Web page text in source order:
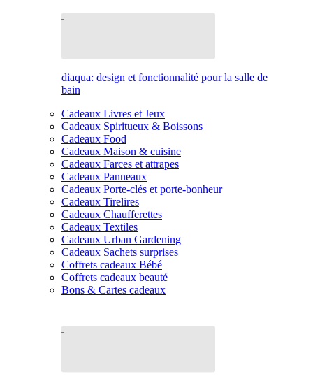
diaqua: design et fonctionnalité pour la salle de
bain
Cadeaux Livres et Jeux
Cadeaux Spiritueux & Boissons
Cadeaux Food
Cadeaux Maison & cuisine
Cadeaux Farces et attrapes
Cadeaux Panneaux
Cadeaux Porte-clés et porte-bonheur
Cadeaux Tirelires
Cadeaux Chaufferettes
Cadeaux Textiles
Cadeaux Urban Gardening
Cadeaux Sachets surprises
Coffrets cadeaux Bébé
Coffrets cadeaux beauté
Bons & Cartes cadeaux